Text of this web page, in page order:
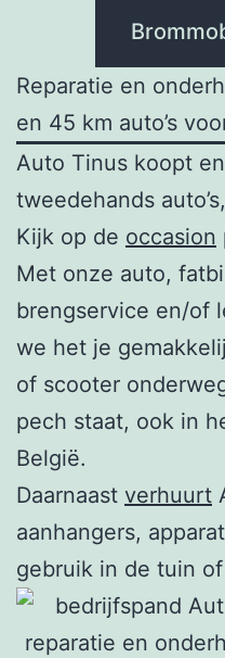
Reparatie en
en 45 km auto’s
Auto Tinus koopt
tweedehands
Kijk op de occasion
Met onze auto,
brengservice en/of
we het je
of scooter
pech staat, ook in
België.
Daarnaast verhuurt
aanhangers,
gebruik in de tuin